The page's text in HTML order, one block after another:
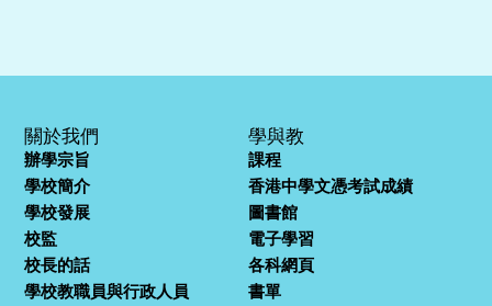
關於我們
辦學宗旨
學校簡介
學校發展
校監
校長的話
學校教職員與行政人員
學與教
課程
香港中學文憑考試成績
圖書館
電子學習
各科網頁
書單